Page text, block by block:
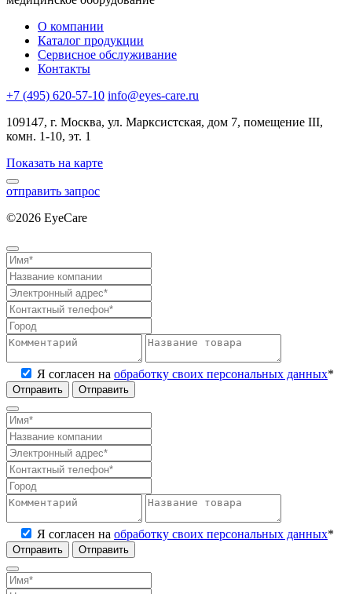
О компании
Каталог продукции
Сервисное обслуживание
Контакты
+7 (495) 620-57-10 info@eyes-care.ru
109147, г. Москва, ул. Марксистская, дом 7, помещение III,
комн. 1-10, эт. 1
Показать на карте
отправить запрос
©2026 EyeCare
Я согласен на обработку своих персональных данных*
Отправить
Я согласен на обработку своих персональных данных*
Отправить